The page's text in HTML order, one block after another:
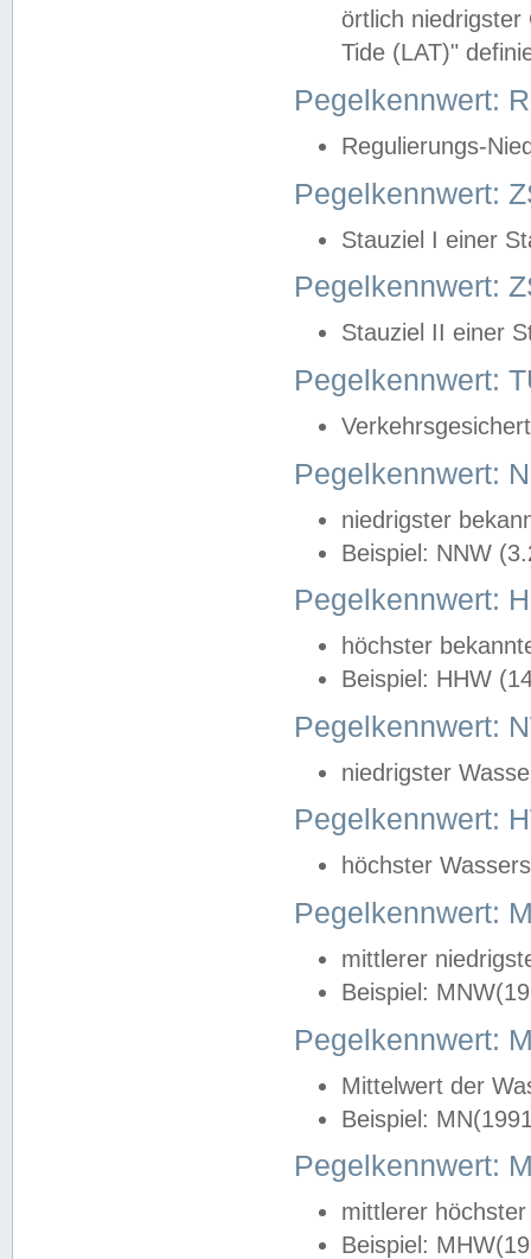
örtlich
Tide (LAT)"
Pegelkennwert:
Regulierungs-
Pegelkennwert:
Stauziel I einer
Pegelkennwert:
Stauziel II einer
Pegelkennwert:
Pegelkennwert:
niedrigster
Beispiel: NNW
Pegelkennwert:
höchster
Beispiel: HHW
Pegelkennwert:
niedrigster
Pegelkennwert:
höchster
Pegelkennwert:
mittlerer
Beispiel:
Pegelkennwert:
Mittelwert der
Beispiel:
Pegelkennwert:
mittlerer
Beispiel: